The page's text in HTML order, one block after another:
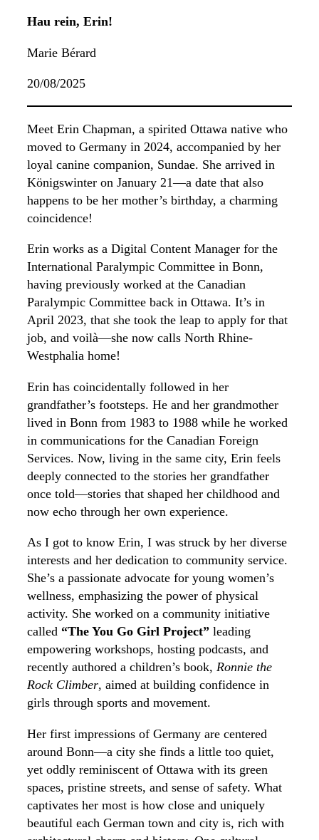
Hau rein, Erin!
Marie Bérard
20/08/2025
Meet Erin Chapman, a spirited Ottawa native who
moved to Germany in 2024, accompanied by her
loyal canine companion, Sundae. She arrived in
Königswinter on January 21—a date that also
happens to be her mother’s birthday, a charming
coincidence!
Erin works as a Digital Content Manager for the
International Paralympic Committee in Bonn,
having previously worked at the Canadian
Paralympic Committee back in Ottawa. It’s in
April 2023, that she took the leap to apply for that
job, and voilà—she now calls North Rhine-
Westphalia home!
Erin has coincidentally followed in her
grandfather’s footsteps. He and her grandmother
lived in Bonn from 1983 to 1988 while he worked
in communications for the Canadian Foreign
Services. Now, living in the same city, Erin feels
deeply connected to the stories her grandfather
once told—stories that shaped her childhood and
now echo through her own experience.
As I got to know Erin, I was struck by her diverse
interests and her dedication to community service.
She’s a passionate advocate for young women’s
wellness, emphasizing the power of physical
activity. She worked on a community initiative
called “The You Go Girl Project” leading
empowering workshops, hosting podcasts, and
recently authored a children’s book, Ronnie the
Rock Climber, aimed at building confidence in
girls through sports and movement.
Her first impressions of Germany are centered
around Bonn—a city she finds a little too quiet,
yet oddly reminiscent of Ottawa with its green
spaces, pristine streets, and sense of safety. What
captivates her most is how close and uniquely
beautiful each German town and city is, rich with